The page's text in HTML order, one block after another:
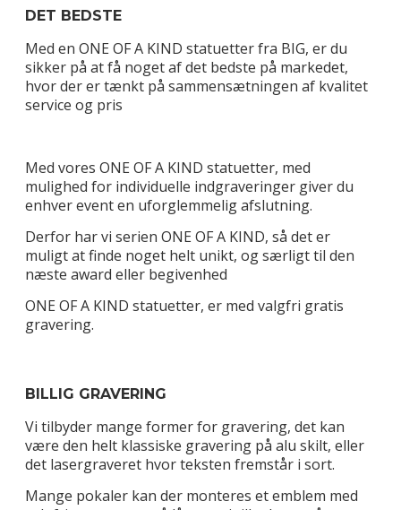
DET BEDSTE
Med en ONE OF A KIND statuetter fra BIG, er du
sikker på at få noget af det bedste på markedet,
hvor der er tænkt på sammensætningen af kvalitet
service og pris
Med vores ONE OF A KIND statuetter, med
mulighed for individuelle indgraveringer giver du
enhver event en uforglemmelig afslutning.
Derfor har vi serien ONE OF A KIND, så det er
muligt at finde noget helt unikt, og særligt til den
næste award eller begivenhed
ONE OF A KIND statuetter, er med valgfri gratis
gravering.
BILLIG GRAVERING
Vi tilbyder mange former for gravering, det kan
være den helt klassiske gravering på alu skilt, eller
det lasergraveret hvor teksten fremstår i sort.
Mange pokaler kan der monteres et emblem med